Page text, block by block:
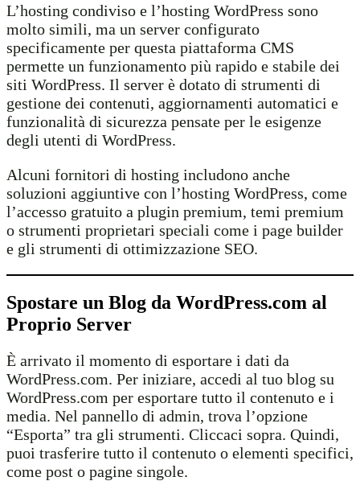
L’hosting condiviso e l’hosting WordPress sono
molto simili, ma un server configurato
specificamente per questa piattaforma CMS
permette un funzionamento più rapido e stabile dei
siti WordPress. Il server è dotato di strumenti di
gestione dei contenuti, aggiornamenti automatici e
funzionalità di sicurezza pensate per le esigenze
degli utenti di WordPress.
Alcuni fornitori di hosting includono anche
soluzioni aggiuntive con l’hosting WordPress, come
l’accesso gratuito a plugin premium, temi premium
o strumenti proprietari speciali come i page builder
e gli strumenti di ottimizzazione SEO.
Spostare un Blog da WordPress.com al
Proprio Server
È arrivato il momento di esportare i dati da
WordPress.com. Per iniziare, accedi al tuo blog su
WordPress.com per esportare tutto il contenuto e i
media. Nel pannello di admin, trova l’opzione
“Esporta” tra gli strumenti. Cliccaci sopra. Quindi,
puoi trasferire tutto il contenuto o elementi specifici,
come post o pagine singole.